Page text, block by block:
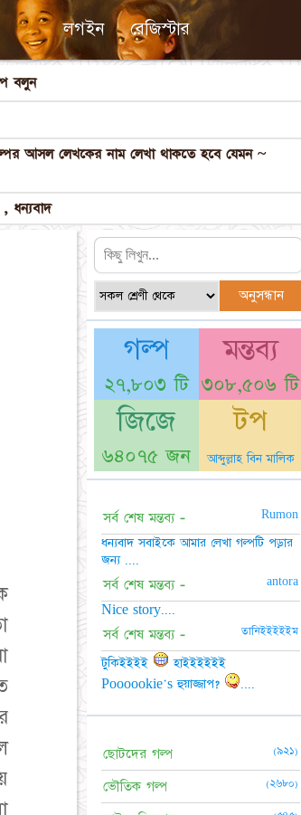
লগইন রেজিস্টার
বলুন
আসল লেখকের নাম লেখা থাকতে হবে যেমন ~
ধন্যবাদ
গল্প
২৭,৮০৩ টি
মন্তব্য
৩০৮,৫০৬ টি
জিজে
৬৪০৭৫ জন
টপ
আব্দুল্লাহ বিন মালিক
সর্ব শেষ মন্তব্য - Rumon
ধন্যবাদ সবাইকে আমার লেখা গল্পটি পড়ার
জন্য ....
সর্ব শেষ মন্তব্য - antora
Nice story....
সর্ব শেষ মন্তব্য - তানিইইইইইম
টুকিইইইই
হাইইইইইই
Poooookie's হুয়াজ্জাপ?
....
ছোটদের গল্প (৯২১)
ভৌতিক গল্প (২৬৮০)